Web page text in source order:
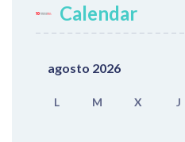
Calendar
agosto 2026
L M X J